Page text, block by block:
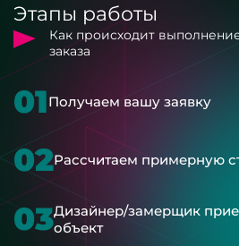
Этапы работы
Как происходит
заказа
01Получаем вашу заявку
02Рассчитаем примерную
03Дизайнер/замерщик
объект